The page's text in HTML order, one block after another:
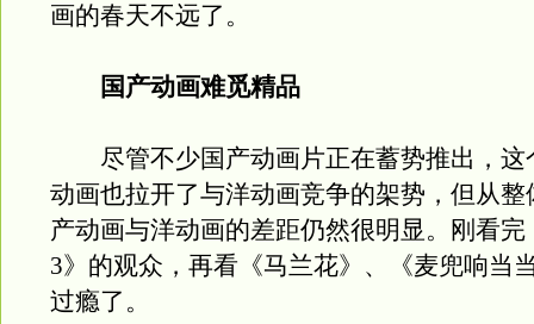
画的春天不远了。
国产动画难觅精品
尽管不少国产动画片正在蓄势推出，这
动画也拉开了与洋动画竞争的架势，但从整
产动画与洋动画的差距仍然很明显。刚看完
3》的观众，再看《马兰花》、《麦兜响当
过瘾了。